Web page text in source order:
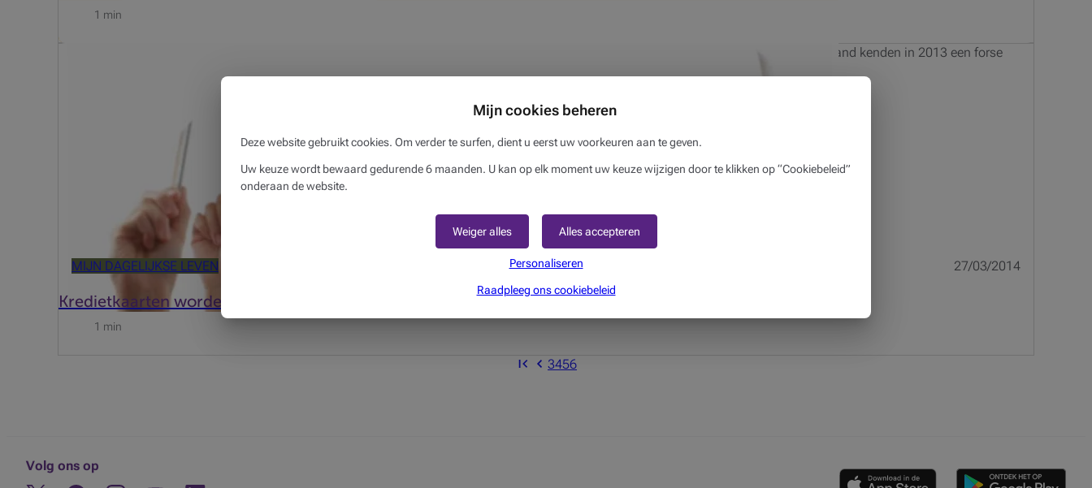
1 min
MIJN DAGELIJKSE LEVEN 27/03/2014
Kredietkaarten worden meer gebruikt
Belgen maken steeds vaker gebruik van hun kredietkaart, zowel om te betalen als om geld af te halen. Vooral de betalingen in het buitenland kenden in 2013 een forse
1 min
3456
Volg ons op
Mijn cookies beheren
Deze website gebruikt cookies. Om verder te surfen, dient u eerst uw voorkeuren aan te geven.
Uw keuze wordt bewaard gedurende 6 maanden. U kan op elk moment uw keuze wijzigen door te klikken op “Cookiebeleid”
onderaan de website.
Alles accepteren
Weiger alles
Personaliseren
Raadpleeg ons cookiebeleid